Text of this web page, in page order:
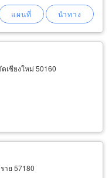
เชียงใหม่ 50160
าย 57180